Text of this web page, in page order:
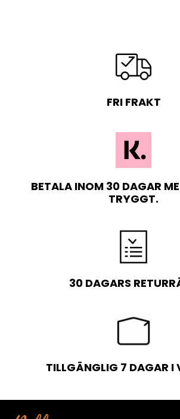
FRI FRAKT
BETALA INOM 30 DAGAR
TRYGGT.
30 DAGARS
TILLGÄNGLIG 7 DAGAR I